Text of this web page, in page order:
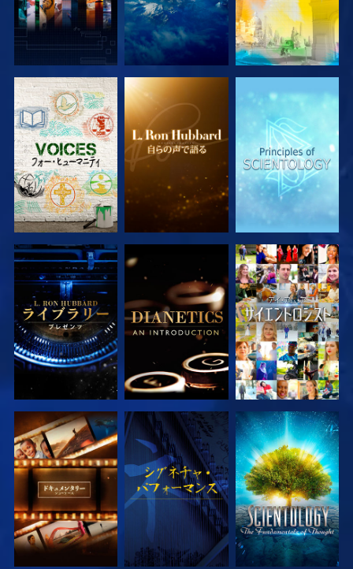
シリーズを探求 シリーズを探求 シリーズを探求
シリーズを探求 シリーズを探求 観る
シリーズを探求 観る シリーズを探求